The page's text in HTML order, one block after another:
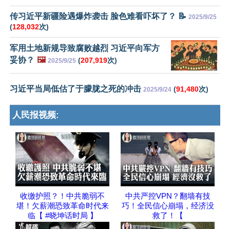
传习近平新疆险遇爆炸袭击 脸色难看吓坏了？ 📝 2025/9/25
(128,032次)
军用土地新规导致腐败越烈 习近平向军方
妥协？ 🖼️ 2025/9/25 (207,919次)
习近平当局低估了于朦胧之死的冲击 2025/9/24 (91,480次)
人民报视频:
收缴护照？！中共脆弱不
堪！欠薪潮恐致革命时代来
临【 #晓坤话时局 】
中共严控VPN？翻墙有技
巧！全民信心崩塌，经济没
救了！【